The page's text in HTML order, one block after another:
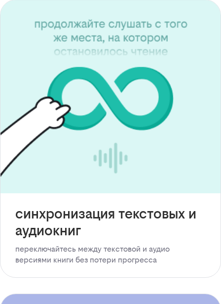
синхронизация текстовых и
аудиокниг
переключайтесь между текстовой и аудио
версиями книги без потери прогресса